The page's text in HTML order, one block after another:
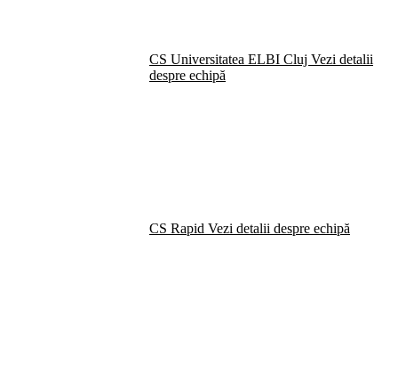
CS Universitatea ELBI Cluj Vezi detalii
despre echipă
CS Rapid Vezi detalii despre echipă